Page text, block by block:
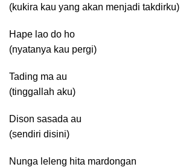
(kukira kau yang akan menjadi takdirku)
Hape lao do ho
(nyatanya kau pergi)
Tading ma au
(tinggallah aku)
Dison sasada au
(sendiri disini)
Nunga leleng hita mardongan